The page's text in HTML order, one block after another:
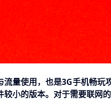
流量使用，也是3G手机畅
较小的版本。对于需要联网